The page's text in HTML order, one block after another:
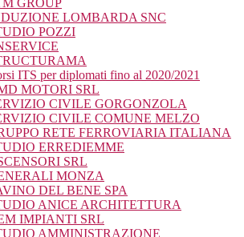
GROUP
LOMBARDA SNC
POZZI
ITS per diplomati fino al 2020/2021
MOTORI SRL
CIVILE GORGONZOLA
CIVILE COMUNE MELZO
RETE FERROVIARIA ITALIANA
ERREDIEMME
SRL
MONZA
DEL BENE SPA
ANICE ARCHITETTURA
IMPIANTI SRL
AMMINISTRAZIONE